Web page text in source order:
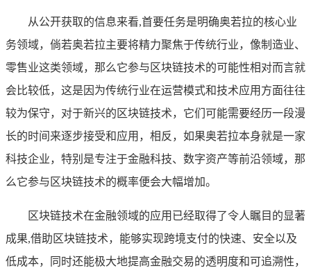
从公开获取的信息来看,首要任务是明确奥若拉的核心业
务领域，倘若奥若拉主要将精力聚焦于传统行业，像制造业、
零售业这类领域，那么它参与区块链技术的可能性相对而言就
会比较低，这是因为传统行业在运营模式和技术应用方面往往
较为保守，对于新兴的区块链技术，它们可能需要经历一段漫
长的时间来逐步接受和应用，相反，如果奥若拉本身就是一家
科技企业，特别是专注于金融科技、数字资产等前沿领域，那
么它参与区块链技术的概率便会大幅增加。
区块链技术在金融领域的应用已经取得了令人瞩目的显著
成果,借助区块链技术，能够实现跨境支付的快速、安全以及
低成本，同时还能极大地提高金融交易的透明度和可追溯性，